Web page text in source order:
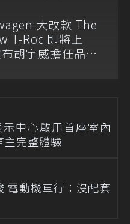
大改款 The
T-Roc 即將上
胡宇威擔任品牌
中心啟用首座室內
主完整體驗
電動機車行：沒配套